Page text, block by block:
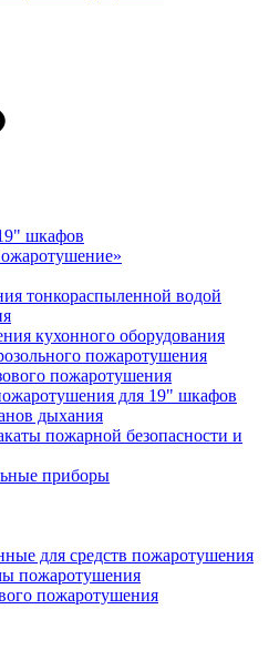
шкафов
тонкораспыленной водой
кухонного оборудования
пожаротушения
пожаротушения
для 19" шкафов
дыхания
пожарной безопасности и
приборы
для средств пожаротушения
пожаротушения
пожаротушения